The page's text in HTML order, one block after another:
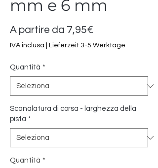
mm e 6 mm
A partire da 7,95€
scontato
IVA inclusa Lieferzeit 3-5 Werktage
Quantità *
Scanalatura di corsa - larghezza della
pista *
Quantità *